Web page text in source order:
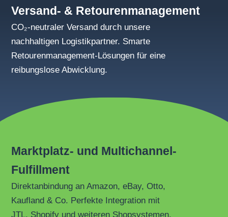
Versand- & Retourenmanagement
CO₂-neutraler Versand durch unsere
nachhaltigen Logistikpartner. Smarte
Retourenmanagement-Lösungen für eine
reibungslose Abwicklung.
Marktplatz- und Multichannel-
Fulfillment
Direktanbindung an Amazon, eBay, Otto,
Kaufland & Co. Perfekte Integration mit
JTL, Shopify und weiteren Shopsystemen.